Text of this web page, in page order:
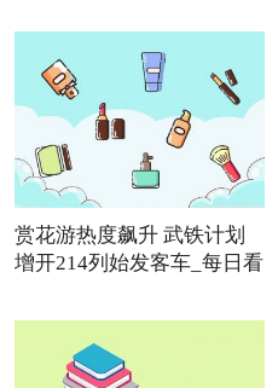
赏花游热度飙升 武铁计划
增开214列始发客车_每日看